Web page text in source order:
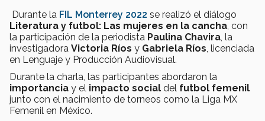
Durante la FIL Monterrey 2022 se realizó el diálogo
Literatura y futbol: Las mujeres en la cancha , con
la participación de la periodista Paulina Chavira , la
investigadora Victoria Ríos y Gabriela Ríos , licenciada
en Lenguaje y Producción Audiovisual.
Durante la charla, las participantes abordaron la
importancia y el impacto social del futbol femenil
junto con el nacimiento de torneos como la Liga MX
Femenil en México.